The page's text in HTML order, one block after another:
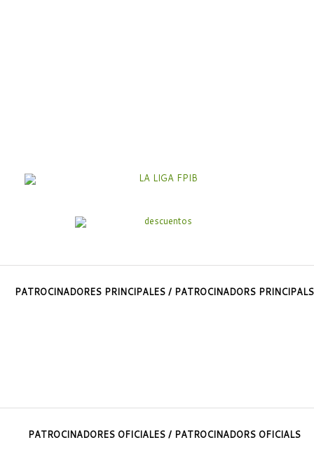
PATROCINADORES PRINCIPALES / PATROCINADORS PRINCIPALS
PATROCINADORES OFICIALES / PATROCINADORS OFICIALS